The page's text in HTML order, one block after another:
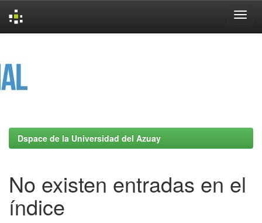
Dspace de la Universidad del Azuay
No existen entradas en el
índice